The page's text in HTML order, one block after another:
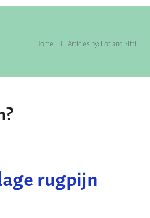
Home Articles by: Lot and Sitti
rugpijn